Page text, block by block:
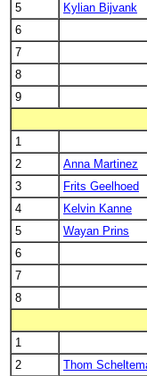
5
Kylian Bijvank
6
7
8
9
1
2
Anna Martinez
3
Frits Geelhoed
4
Kelvin Kanne
5
Wayan Prins
6
7
8
1
2
Thom